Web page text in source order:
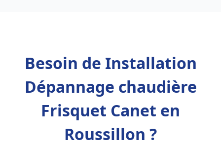
Besoin de Installation
Dépannage chaudière
Frisquet Canet en
Roussillon ?